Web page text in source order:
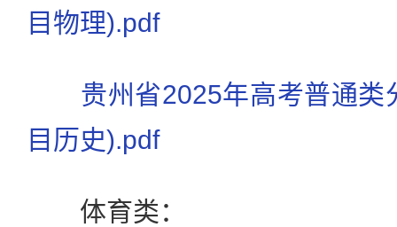
目物理).pdf
贵州省2025年高考普通类
目历史).pdf
体育类：